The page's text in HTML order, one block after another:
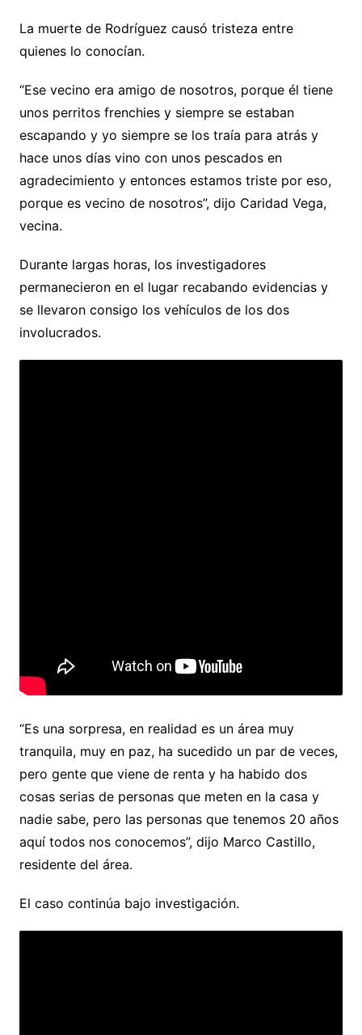
La muerte de Rodríguez causó tristeza entre
quienes lo conocían.
“Ese vecino era amigo de nosotros, porque él tiene
unos perritos frenchies y siempre se estaban
escapando y yo siempre se los traía para atrás y
hace unos días vino con unos pescados en
agradecimiento y entonces estamos triste por eso,
porque es vecino de nosotros”, dijo Caridad Vega,
vecina.
Durante largas horas, los investigadores
permanecieron en el lugar recabando evidencias y
se llevaron consigo los vehículos de los dos
involucrados.
“Es una sorpresa, en realidad es un área muy
tranquila, muy en paz, ha sucedido un par de veces,
pero gente que viene de renta y ha habido dos
cosas serias de personas que meten en la casa y
nadie sabe, pero las personas que tenemos 20 años
aquí todos nos conocemos”, dijo Marco Castillo,
residente del área.
El caso continúa bajo investigación.